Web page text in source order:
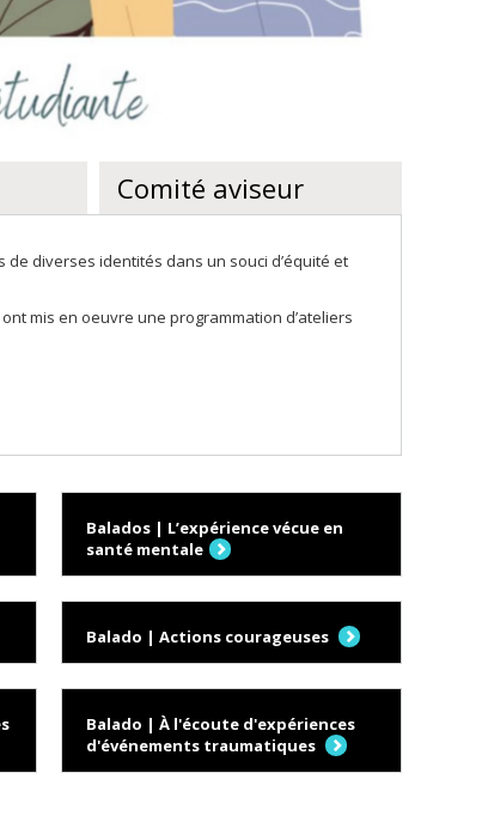
Comité aviseur
diverses identités dans un souci d’équité et
mis en oeuvre une programmation d’ateliers
Balados | L’expérience vécue en
santé mentale
Balado | Actions courageuses
Balado | À l'écoute d'expériences
d'événements traumatiques